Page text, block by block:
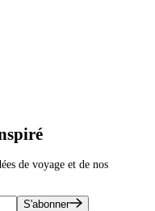
de voyage et de nos
S'abonner